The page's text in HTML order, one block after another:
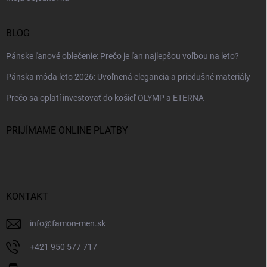
BLOG
Pánske ľanové oblečenie: Prečo je ľan najlepšou voľbou na leto?
Pánska móda leto 2026: Uvoľnená elegancia a priedušné materiály
Prečo sa oplatí investovať do košieľ OLYMP a ETERNA
PRIJÍMAME ONLINE PLATBY
KONTAKT
info@famon-men.sk
+421 950 577 717